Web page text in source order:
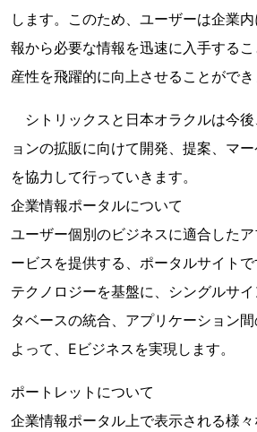
します。このため、ユーザーは企業
報から必要な情報を迅速に入手する
産性を飛躍的に向上させることができ
シトリックスと日本オラクルは今
ョンの拡販に向けて開発、提案、マ
を協力して行っていきます。
企業情報ポータルについて
ユーザー個別のビジネスに適合した
ービスを提供する、ポータルサイト
テクノロジーを基盤に、シングルサ
タベースの統合、アプリケーション
よって、Eビジネスを実現します。
ポートレットについて
企業情報ポータル上で表示される様